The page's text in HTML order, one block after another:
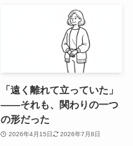
「遠く離れて立っていた」
——それも、関わりの一つ
の形だった
2026年4月15日 2026年7月8日